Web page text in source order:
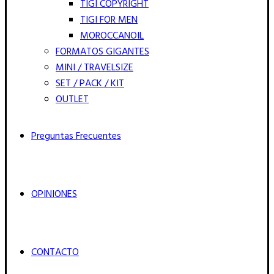
TIGI COPYRIGHT
TIGI FOR MEN
MOROCCANOIL
FORMATOS GIGANTES
MINI / TRAVELSIZE
SET / PACK / KIT
OUTLET
Preguntas Frecuentes
OPINIONES
CONTACTO